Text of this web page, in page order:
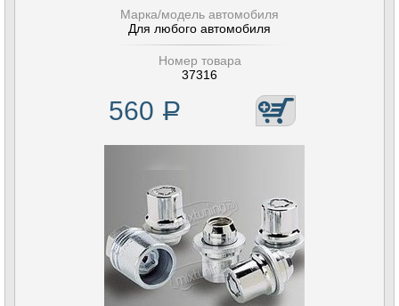
Марка/модель автомобиля
Для любого автомобиля
Номер товара
37316
560 Р